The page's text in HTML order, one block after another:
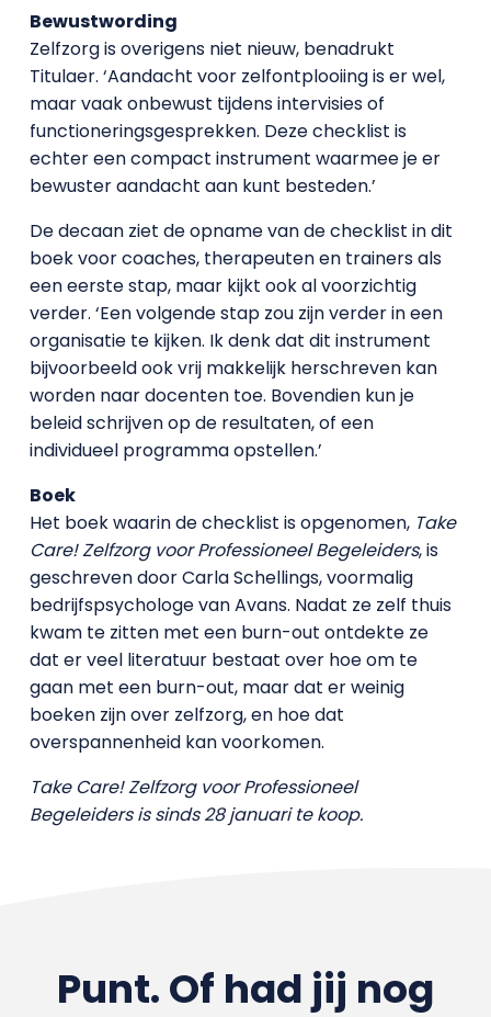
Bewustwording
Zelfzorg is overigens niet nieuw, benadrukt
Titulaer. ‘Aandacht voor zelfontplooiing is er wel,
maar vaak onbewust tijdens intervisies of
functioneringsgesprekken. Deze checklist is
echter een compact instrument waarmee je er
bewuster aandacht aan kunt besteden.’
De decaan ziet de opname van de checklist in dit
boek voor coaches, therapeuten en trainers als
een eerste stap, maar kijkt ook al voorzichtig
verder. ‘Een volgende stap zou zijn verder in een
organisatie te kijken. Ik denk dat dit instrument
bijvoorbeeld ook vrij makkelijk herschreven kan
worden naar docenten toe. Bovendien kun je
beleid schrijven op de resultaten, of een
individueel programma opstellen.’
Boek
Het boek waarin de checklist is opgenomen, Take
Care! Zelfzorg voor Professioneel Begeleiders, is
geschreven door Carla Schellings, voormalig
bedrijfspsychologe van Avans. Nadat ze zelf thuis
kwam te zitten met een burn-out ontdekte ze
dat er veel literatuur bestaat over hoe om te
gaan met een burn-out, maar dat er weinig
boeken zijn over zelfzorg, en hoe dat
overspannenheid kan voorkomen.
Take Care! Zelfzorg voor Professioneel
Begeleiders is sinds 28 januari te koop.
Punt. Of had jij nog